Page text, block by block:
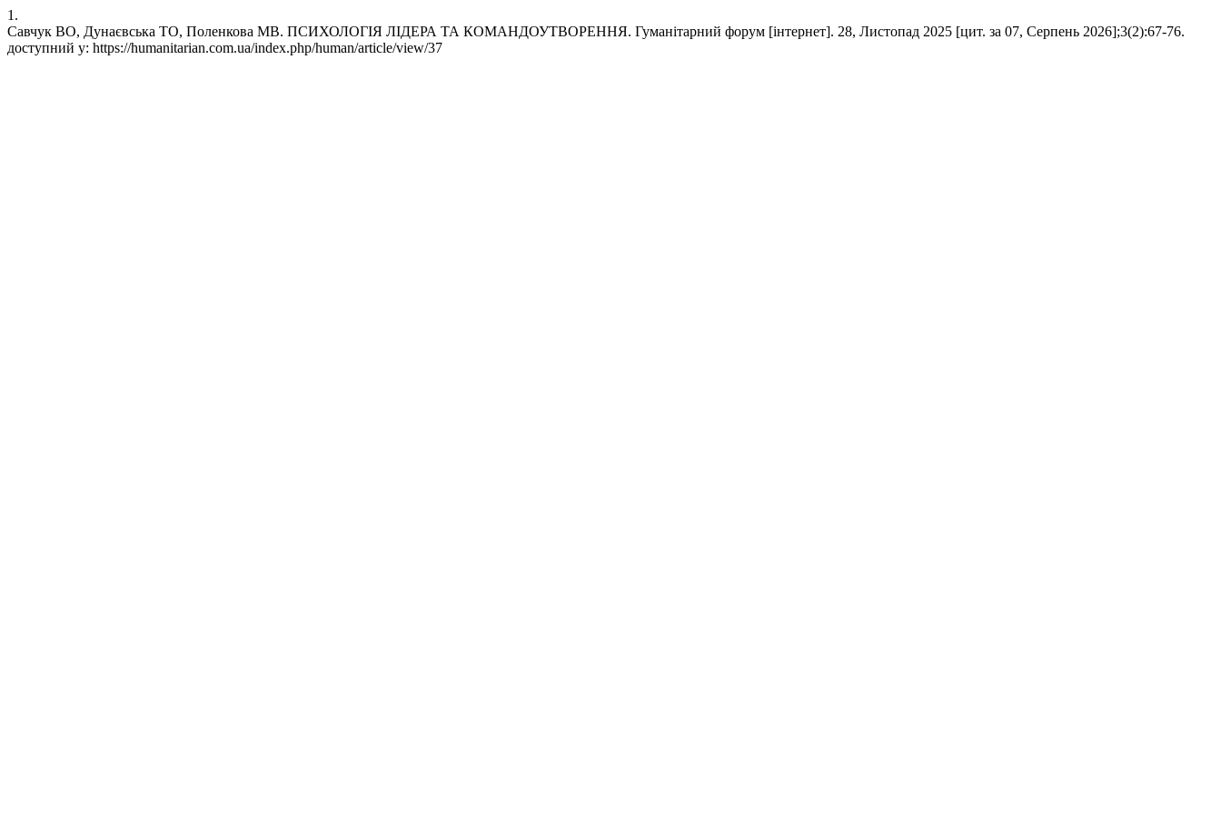
1.
Савчук ВО, Дунаєвська ТО, Поленкова МВ. ПСИХОЛОГІЯ ЛІДЕРА ТА КОМАНДОУТВОРЕННЯ. Гуманітарний форум [інтернет]. 28, Листопад 2025 [цит. за 07, Серпень 2026];3(2):67-76.
доступний у: https://humanitarian.com.ua/index.php/human/article/view/37